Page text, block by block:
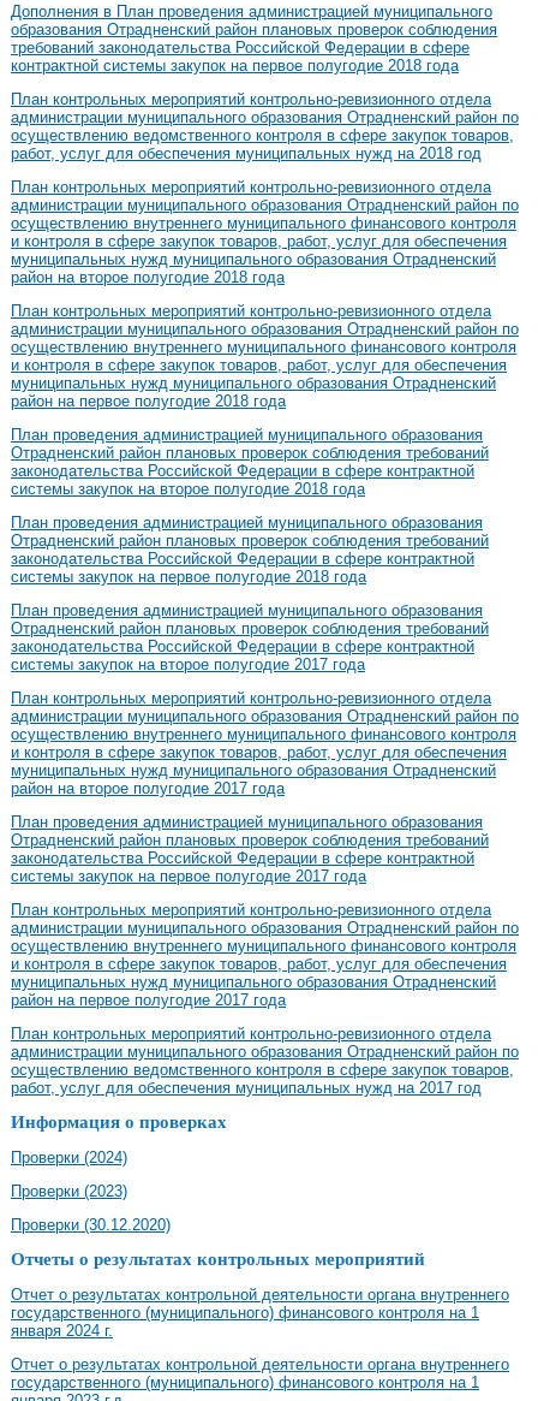
Дополнения в План проведения администрацией муниципального
образования Отрадненский район плановых проверок соблюдения
требований законодательства Российской Федерации в сфере
контрактной системы закупок на первое полугодие 2018 года
План контрольных мероприятий контрольно-ревизионного отдела
администрации муниципального образования Отрадненский район по
осуществлению ведомственного контроля в сфере закупок товаров,
работ, услуг для обеспечения муниципальных нужд на 2018 год
План контрольных мероприятий контрольно-ревизионного отдела
администрации муниципального образования Отрадненский район по
осуществлению внутреннего муниципального финансового контроля
и контроля в сфере закупок товаров, работ, услуг для обеспечения
муниципальных нужд муниципального образования Отрадненский
район на второе полугодие 2018 года
План контрольных мероприятий контрольно-ревизионного отдела
администрации муниципального образования Отрадненский район по
осуществлению внутреннего муниципального финансового контроля
и контроля в сфере закупок товаров, работ, услуг для обеспечения
муниципальных нужд муниципального образования Отрадненский
район на первое полугодие 2018 года
План проведения администрацией муниципального образования
Отрадненский район плановых проверок соблюдения требований
законодательства Российской Федерации в сфере контрактной
системы закупок на второе полугодие 2018 года
План проведения администрацией муниципального образования
Отрадненский район плановых проверок соблюдения требований
законодательства Российской Федерации в сфере контрактной
системы закупок на первое полугодие 2018 года
План проведения администрацией муниципального образования
Отрадненский район плановых проверок соблюдения требований
законодательства Российской Федерации в сфере контрактной
системы закупок на второе полугодие 2017 года
План контрольных мероприятий контрольно-ревизионного отдела
администрации муниципального образования Отрадненский район по
осуществлению внутреннего муниципального финансового контроля
и контроля в сфере закупок товаров, работ, услуг для обеспечения
муниципальных нужд муниципального образования Отрадненский
район на второе полугодие 2017 года
План проведения администрацией муниципального образования
Отрадненский район плановых проверок соблюдения требований
законодательства Российской Федерации в сфере контрактной
системы закупок на первое полугодие 2017 года
План контрольных мероприятий контрольно-ревизионного отдела
администрации муниципального образования Отрадненский район по
осуществлению внутреннего муниципального финансового контроля
и контроля в сфере закупок товаров, работ, услуг для обеспечения
муниципальных нужд муниципального образования Отрадненский
район на первое полугодие 2017 года
План контрольных мероприятий контрольно-ревизионного отдела
администрации муниципального образования Отрадненский район по
осуществлению ведомственного контроля в сфере закупок товаров,
работ, услуг для обеспечения муниципальных нужд на 2017 год
Информация о проверках
Проверки (2024)
Проверки (2023)
Проверки (30.12.2020)
Отчеты о результатах контрольных мероприятий
Отчет о результатах контрольной деятельности органа внутреннего
государственного (муниципального) финансового контроля на 1
января 2024 г.
Отчет о результатах контрольной деятельности органа внутреннего
государственного (муниципального) финансового контроля на 1